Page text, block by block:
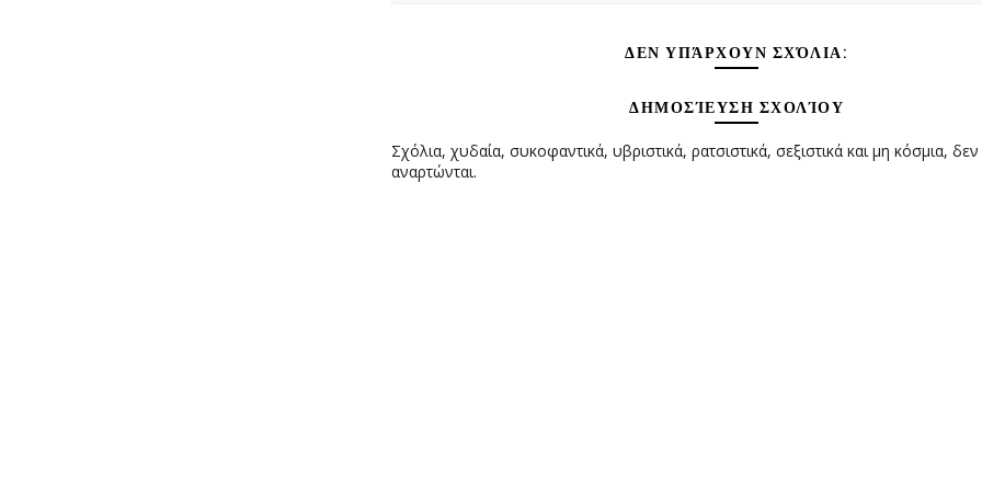
ΔΕΝ ΥΠΆΡΧΟΥΝ ΣΧΌΛΙΑ:
ΔΗΜΟΣΊΕΥΣΗ ΣΧΟΛΊΟΥ
Σχόλια, χυδαία, συκοφαντικά, υβριστικά, ρατσιστικά, σεξιστικά και μη κόσμια,
αναρτώνται.